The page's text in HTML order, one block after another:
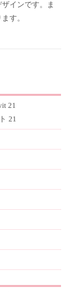
インです。ま
す。
21
21